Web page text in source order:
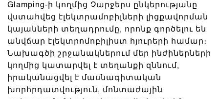
Glamping-ի կողմից Չարջերս ընկերությանը
վստահվեց էլեկտրամոբիլների լիցքավորման
կայանների տեղադրումը, որոնք գործելու են
անվճար էլեկտրոմոբիլիստ հյուրերի համար։
Նախագծի շրջանակներում մեր ինժիներների
կողմից կատարվել է տեղանքի զննում,
իրականացվել է մասնագիտական
խորհրդատվություն, մոնտաժային